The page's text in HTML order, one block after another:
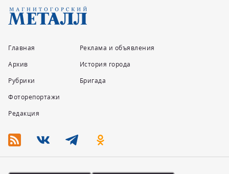
Главная
Архив
Рубрики
Фоторепортажи
Редакция
Реклама и объявления
История города
Бригада